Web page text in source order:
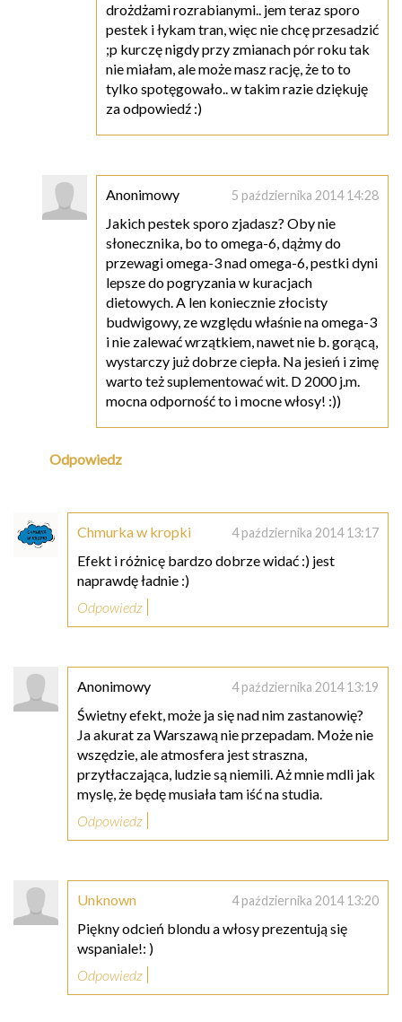
drożdżami rozrabianymi.. jem teraz sporo
pestek i łykam tran, więc nie chcę przesadzić
;p kurczę nigdy przy zmianach pór roku tak
nie miałam, ale może masz rację, że to to
tylko spotęgowało.. w takim razie dziękuję
za odpowiedź :)
Anonimowy 5 października 2014 14:28
Jakich pestek sporo zjadasz? Oby nie
słonecznika, bo to omega-6, dążmy do
przewagi omega-3 nad omega-6, pestki dyni
lepsze do pogryzania w kuracjach
dietowych. A len koniecznie złocisty
budwigowy, ze względu właśnie na omega-3
i nie zalewać wrzątkiem, nawet nie b. gorącą,
wystarczy już dobrze ciepła. Na jesień i zimę
warto też suplementować wit. D 2000 j.m.
mocna odporność to i mocne włosy! :))
Odpowiedz
Chmurka w kropki 4 października 2014 13:17
Efekt i różnicę bardzo dobrze widać :) jest
naprawdę ładnie :)
Odpowiedz
Anonimowy 4 października 2014 13:19
Świetny efekt, może ja się nad nim zastanowię?
Ja akurat za Warszawą nie przepadam. Może nie
wszędzie, ale atmosfera jest straszna,
przytłaczająca, ludzie są niemili. Aż mnie mdli jak
myslę, że będę musiała tam iść na studia.
Odpowiedz
Unknown 4 października 2014 13:20
Piękny odcień blondu a włosy prezentują się
wspaniale!: )
Odpowiedz